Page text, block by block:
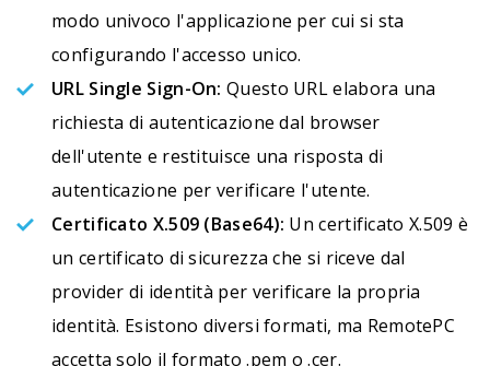
modo univoco l'applicazione per cui si sta
configurando l'accesso unico.
URL Single Sign-On: Questo URL elabora una
richiesta di autenticazione dal browser
dell'utente e restituisce una risposta di
autenticazione per verificare l'utente.
Certificato X.509 (Base64): Un certificato X.509 è
un certificato di sicurezza che si riceve dal
provider di identità per verificare la propria
identità. Esistono diversi formati, ma RemotePC
accetta solo il formato .pem o .cer.